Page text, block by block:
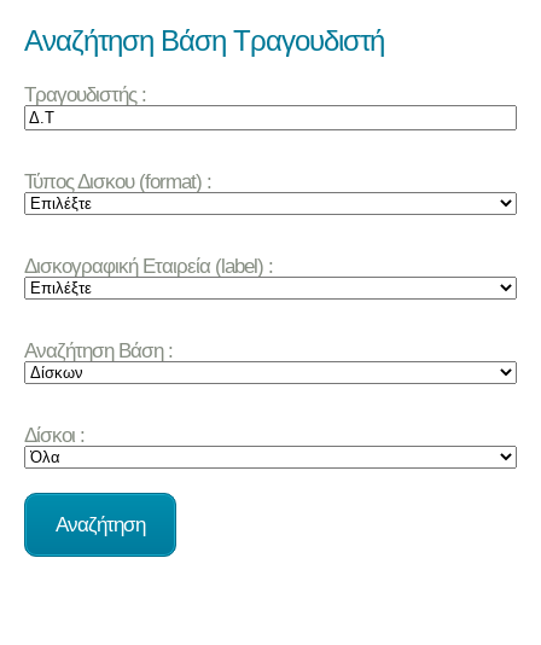
Αναζήτηση Βάση Τραγουδιστή
Τραγουδιστής :
Τύπος Δισκου (format) :
Δισκογραφική Εταιρεία (label) :
Αναζήτηση Βάση :
Δίσκοι :